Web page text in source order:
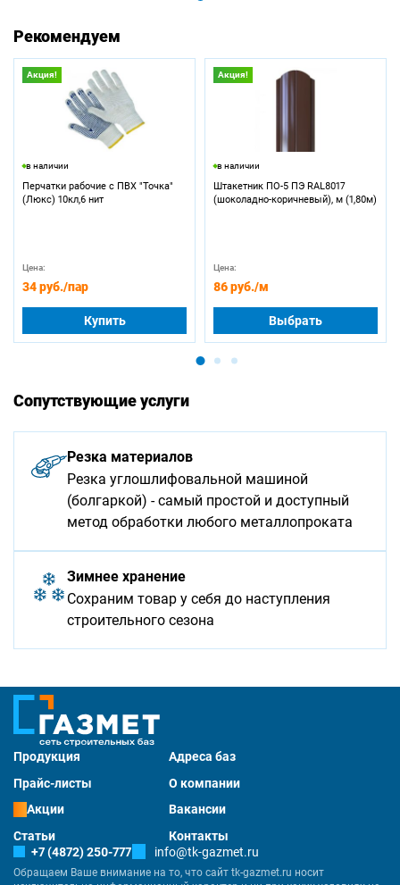
Рекомендуем
Акция!
в наличии
Перчатки рабочие с ПВХ "Точка"
(Люкс) 10кл,6 нит
Цена:
34 руб./пар
Купить
Акция!
в наличии
Штакетник ПО-5 ПЭ RAL8017
(шоколадно-коричневый), м (1,80м)
Цена:
86 руб./м
Выбрать
Сопутствующие услуги
Резка материалов
Резка углошлифовальной машиной
(болгаркой) - самый простой и доступный
метод обработки любого металлопроката
Зимнее хранение
Сохраним товар у себя до наступления
строительного сезона
Продукция
Адреса баз
Прайс-листы
О компании
Акции
Вакансии
Статьи
Контакты
+7 (4872) 250-777
info@tk-gazmet.ru
Обращаем Ваше внимание на то, что сайт tk-gazmet.ru носит